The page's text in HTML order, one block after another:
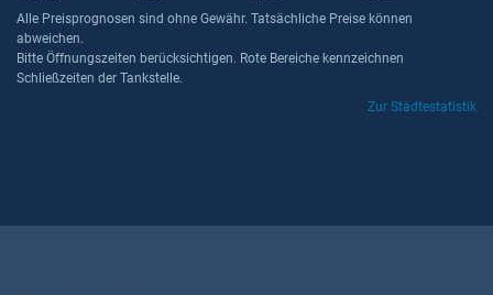
Alle Preisprognosen sind ohne Gewähr. Tatsächliche Preise können
abweichen.
Bitte Öffnungszeiten berücksichtigen. Rote Bereiche kennzeichnen
Schließzeiten der Tankstelle.
Zur Städtestatistik